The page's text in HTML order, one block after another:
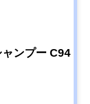
ンプー C94